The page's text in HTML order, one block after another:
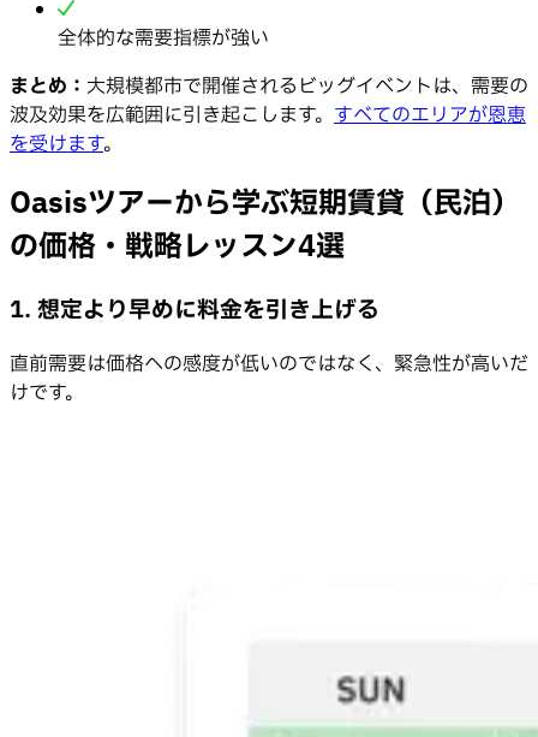
全体的な需要指標が強い
まとめ： 大規模都市で開催されるビッグイベントは、需要の
波及効果を広範囲に引き起こします。 すべてのエリアが恩恵
を受けます。
Oasisツアーから学ぶ短期賃貸（民泊）
の価格・戦略レッスン4選
1. 想定より早めに料金を引き上げる
直前需要は価格への感度が低いのではなく、緊急性が高いだ
けです。